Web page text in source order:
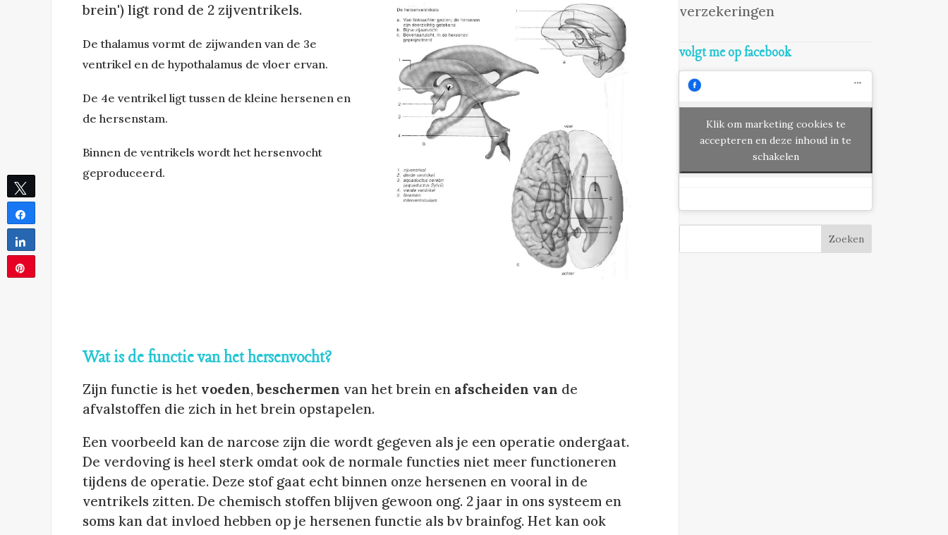
brein') ligt rond de 2 zijventrikels.
De thalamus vormt de zijwanden van de 3e
ventrikel en de hypothalamus de vloer ervan.
De 4e ventrikel ligt tussen de kleine hersenen en
de hersenstam.
Binnen de ventrikels wordt het hersenvocht
geproduceerd.
Wat is de functie van het hersenvocht?
Zijn functie is het voeden,beschermen van het brein en afscheiden van de
afvalstoffen die zich in het brein opstapelen.
Een voorbeeld kan de narcose zijn die wordt gegeven als je een operatie ondergaat.
De verdoving is heel sterk omdat ook de normale functies niet meer functioneren
tijdens de operatie. Deze stof gaat echt binnen onze hersenen en vooral in de
ventrikels zitten. De chemisch stoffen blijven gewoon ong. 2 jaar in ons systeem en
soms kan dat invloed hebben op je hersenen functie als bv brainfog. Het kan ook
verzekeringen
volgt me op facebook
Klik om marketing cookies te
accepteren en deze inhoud in te
schakelen